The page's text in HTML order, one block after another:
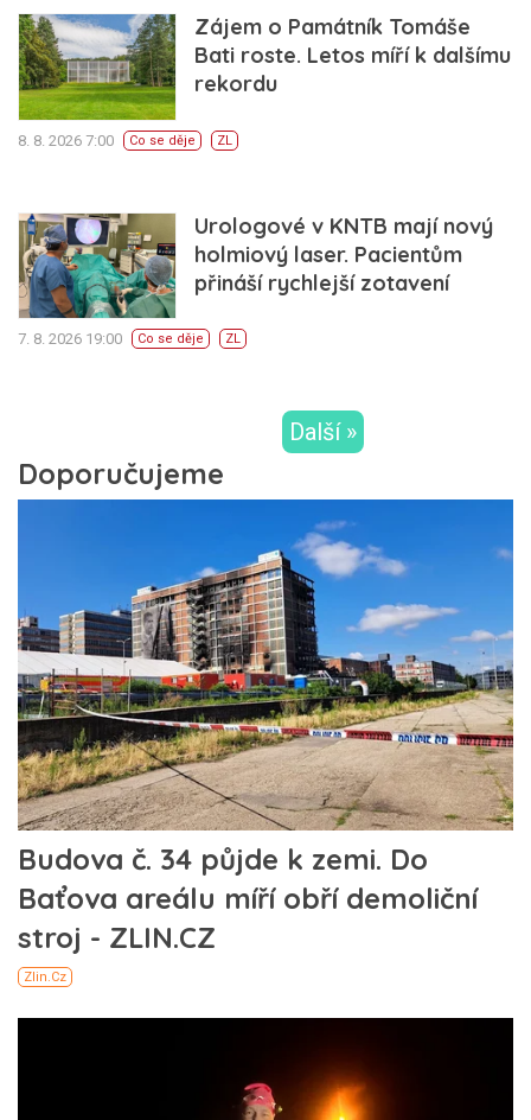
Zájem o Památník Tomáše
Bati roste. Letos míří k dalšímu
rekordu
8. 8. 2026 7:00 Co se děje ZL
Urologové v KNTB mají nový
holmiový laser. Pacientům
přináší rychlejší zotavení
7. 8. 2026 19:00 Co se děje ZL
Další »